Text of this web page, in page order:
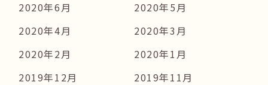
2020年6月
2020年5月
2020年4月
2020年3月
2020年2月
2020年1月
2019年12月
2019年11月